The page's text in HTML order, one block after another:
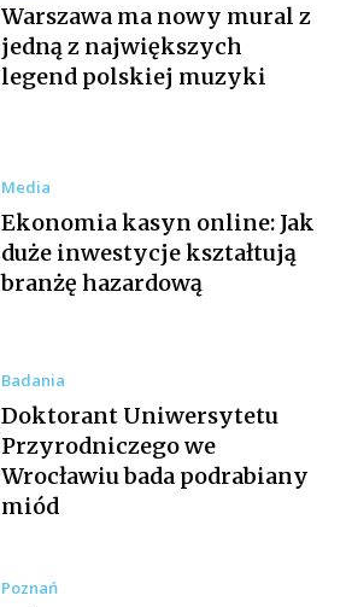
Warszawa ma nowy mural z
jedną z największych
legend polskiej muzyki
Media
Ekonomia kasyn online: Jak
duże inwestycje kształtują
branżę hazardową
Badania
Doktorant Uniwersytetu
Przyrodniczego we
Wrocławiu bada podrabiany
miód
Poznań